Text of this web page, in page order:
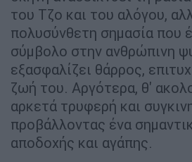
του Τζο και του αλόγου,
πολυσύνθετη σημασία που
σύμβολο στην ανθρώπινη
εξασφαλίζει θάρρος,
ζωή του. Αργότερα, θ'
αρκετά τρυφερή και
προβάλλοντας ένα
αποδοχής και αγάπης.